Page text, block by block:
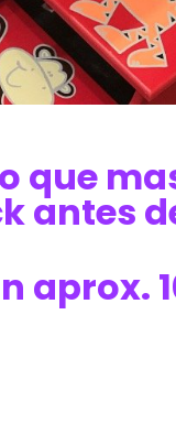
que
antes
aprox.